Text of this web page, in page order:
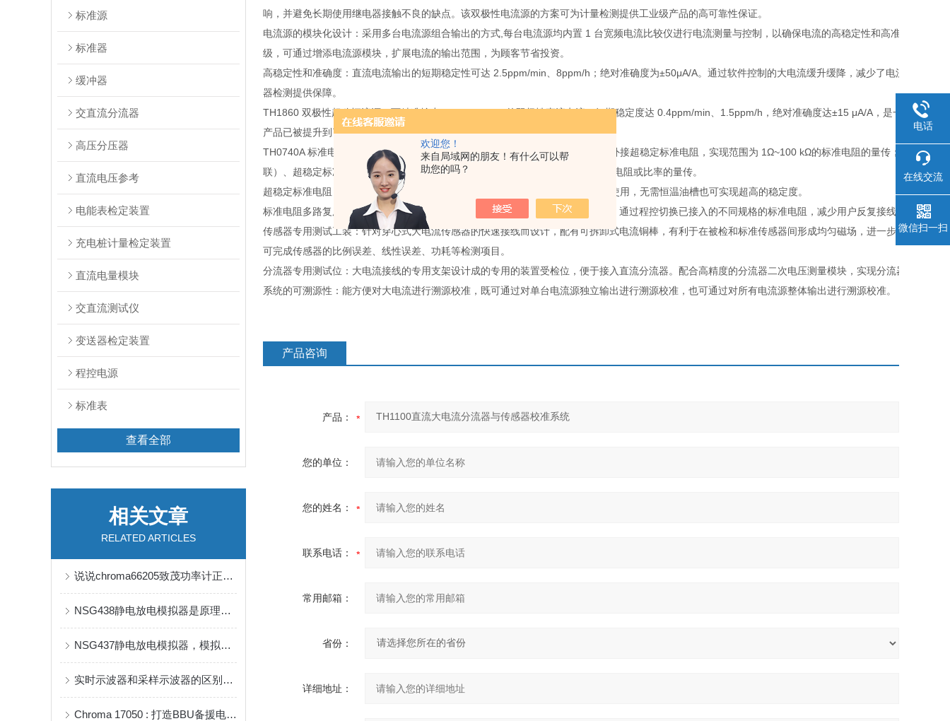
欢迎您！
来自局域网的朋友！有什么可以帮
助您的吗？
标准源
标准器
缓冲器
交直流分流器
⾼压分压器
直流电压参考
电能表检定装置
充电桩计量检定装置
直流电量模块
交直流测试仪
变送器检定装置
程控电源
标准表
查看全部
相关文章
RELATED ARTICLES
说说chroma66205致茂功率计正确使用的重要性
NSG438静电放电模拟器是原理与应用
NSG437静电放电模拟器，模拟实验大揭秘！
实时示波器和采样示波器的区别是什么
Chroma 17050 : 打造BBU备援电池模块测试解决方案
响，并避免长期使用继电器接触不良的缺点。该双极性电流源的方案可为计量检测提供工业级产品的高可靠性保证。
电流源的模块化设计：采用多台电流源组合输出的方式,每台电流源均内置 1 台宽频电流比较仪进行电流测量与控制，以确保电流的高稳定性和高准确性。模
级，可通过增添电流源模块，扩展电流的输出范围，为顾客节省投资。
高稳定性和准确度：直流电流输出的短期稳定性可达 2.5ppm/min、8ppm/h；绝对准确度为±50μA/A。通过软件控制的大电流缓升缓降，减少了电流浪涌，
器检测提供保障。
TH1860 双极性超稳恒流源：可精准输出± ( 1 A~110 A )的双极性直流电流，短期稳定度达 0.4ppm/min、1.5ppm/h，绝对准确度达±15 μA/A，是一台具有超
产品已被提升到了商用仪器市场上没有的准确度和超低噪声水平。
TH0740A 标准电阻测量装置：可精准输出 ± ( 0.1 mA~1 A )的双极性直流电流，外接超稳定标准电阻，实现范围为 1Ω~100 kΩ的标准电阻的量传；具有双通
联）、超稳定标准电阻并通过电流极性交换可实现范围为 0.1 μΩ~1 Ω超高准确度电阻或比率的量传。
超稳定标准电阻：为空气型标准电阻，年稳定度达 0.2 ppm，可在( 23 ± 5 )℃下使用，无需恒温油槽也可实现超高的稳定度。
标准电阻多路复用器：同时接入多只不同规格的标准电阻，使用时根据校准需求，通过程控切换已接入的不同规格的标准电阻，减少用户反复接线步骤，有效
传感器专用测试工装：针对穿心式大电流传感器的快速接线而设计，配有可拆卸式电流铜棒，有利于在被检和标准传感器间形成均匀磁场，进一步可地减小
可完成传感器的比例误差、线性误差、功耗等检测项目。
分流器专用测试位：大电流接线的专用支架设计成的专用的装置受检位，便于接入直流分流器。配合高精度的分流器二次电压测量模块，实现分流器的误差
系统的可溯源性：能方便对大电流进行溯源校准，既可通过对单台电流源独立输出进行溯源校准，也可通过对所有电流源整体输出进行溯源校准。
产品咨询
产品：
您的单位：
您的姓名：
联系电话：
常用邮箱：
省份：
详细地址：
电话
在线交流
微信扫一扫